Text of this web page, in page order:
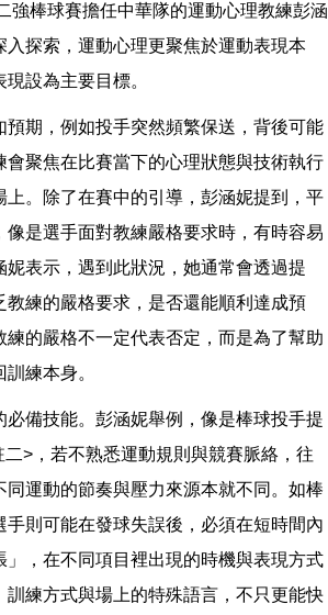
強棒球賽擔任中華隊的運動心理教練彭涵
探索，運動心理更聚焦於運動表現本
設為主要目標。
期，例如投手突然頻繁保送，背後可能
聚焦在比賽當下的心理狀態與技術執行
。除了在賽中的引導，彭涵妮提到，平
是選手面對教練嚴格要求時，有時容易
表示，遇到此狀況，她通常會透過提
練的嚴格要求，是否還能順利達成預
的嚴格不一定代表否定，而是為了幫助
練本身。
備技能。彭涵妮舉例，像是棒球投手提
>，若不熟悉運動規則與競賽脈絡，往
運動的節奏與壓力來源本就不同。如棒
則可能在發球失誤後，必須在短時間內
，在不同項目裡出現的時機與表現方式
練方式與場上的特殊語言，不只更能快